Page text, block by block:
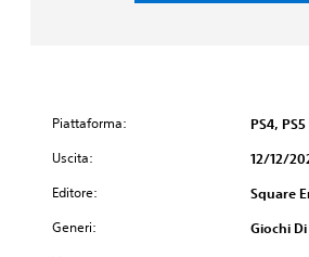
Piattaforma: PS4, PS5
Uscita: 12/12/
Editore: Square
Generi: Giochi